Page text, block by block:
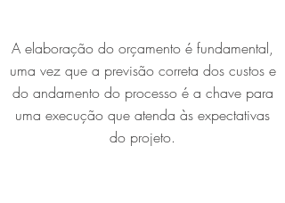
A elaboração do orçamento é fundamental,
uma vez que a previsão correta dos custos e
do andamento do processo é a chave para
uma execução que atenda às expectativas
do projeto.